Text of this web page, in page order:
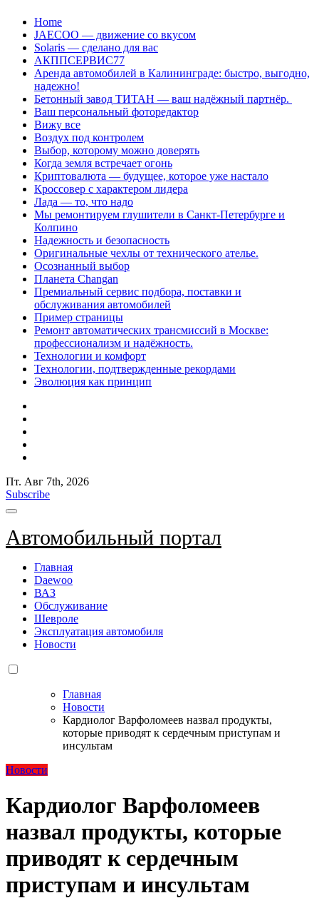
Перейти
содержанию
Home
JAECOO — движение со вкусом
Solaris — сделано для вас
АКППСЕРВИС77
Аренда автомобилей в Калининграде: быстро, выгодно,
надежно!
Бетонный завод ТИТАН — ваш надёжный партнёр.
Ваш персональный фоторедактор
Вижу все
Воздух под контролем
Выбор, которому можно доверять
Когда земля встречает огонь
Криптовалюта — будущее, которое уже настало
Кроссовер с характером лидера
Лада — то, что надо
Мы ремонтируем глушители в Санкт-Петербурге и
Колпино
Надежность и безопасность
Оригинальные чехлы от технического ателье.
Осознанный выбор
Планета Changan
Премиальный сервис подбора, поставки и
обслуживания автомобилей
Пример страницы
Ремонт автоматических трансмиссий в Москве:
профессионализм и надёжность.
Технологии и комфорт
Технологии, подтвержденные рекордами
Эволюция как принцип
Пт. Авг 7th, 2026
Subscribe
Автомобильный портал
Главная
Daewoo
ВАЗ
Обслуживание
Шевроле
Эксплуатация автомобиля
Новости
Главная
Новости
Кардиолог Варфоломеев назвал продукты,
которые приводят к сердечным приступам и
инсультам
Новости
Кардиолог Варфоломеев
назвал продукты, которые
приводят к сердечным
приступам и инсультам